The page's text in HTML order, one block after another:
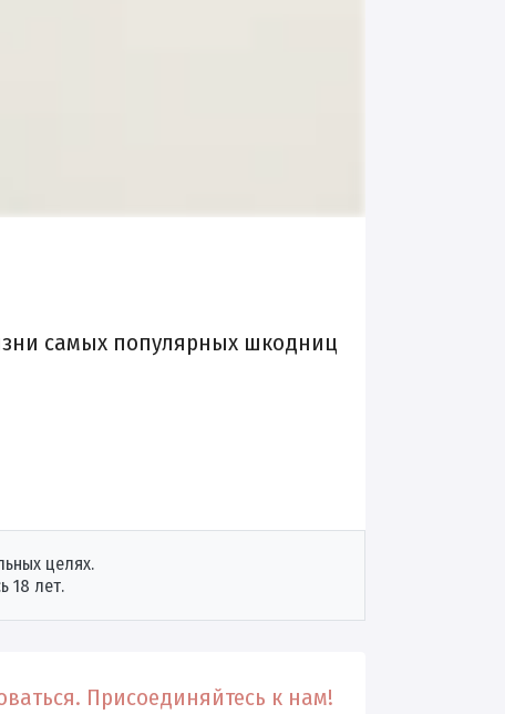
самых популярных шкодниц
целях.
18 лет.
Присоединяйтесь к нам!